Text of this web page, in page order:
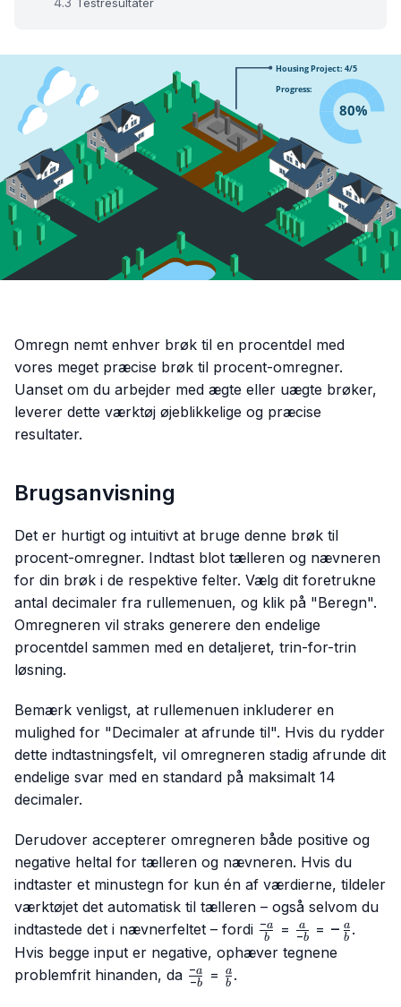
Testresultater
Omregn nemt enhver brøk til en procentdel med
vores meget præcise brøk til procent-omregner.
Uanset om du arbejder med ægte eller uægte brøker,
leverer dette værktøj øjeblikkelige og præcise
resultater.
Brugsanvisning
Det er hurtigt og intuitivt at bruge denne brøk til
procent-omregner. Indtast blot tælleren og nævneren
for din brøk i de respektive felter. Vælg dit foretrukne
antal decimaler fra rullemenuen, og klik på "Beregn".
Omregneren vil straks generere den endelige
procentdel sammen med en detaljeret, trin-for-trin
løsning.
Bemærk venligst, at rullemenuen inkluderer en
mulighed for "Decimaler at afrunde til". Hvis du rydder
dette indtastningsfelt, vil omregneren stadig afrunde dit
endelige svar med en standard på maksimalt 14
decimaler.
Derudover accepterer omregneren både positive og
negative heltal for tælleren og nævneren. Hvis du
indtaster et minustegn for kun én af værdierne, tildeler
værktøjet det automatisk til tælleren – også selvom du
indtastede det i nævnerfeltet – fordi \frac{-
a}{b}
b
−a = \frac{a}
{-b}
−b
a = -
\frac{a}
− b
a .
Hvis begge input er negative, ophæver tegnene
problemfrit hinanden, da \frac{-
a}{-b}
−b
−a = \frac{a}
{b}
b
a .